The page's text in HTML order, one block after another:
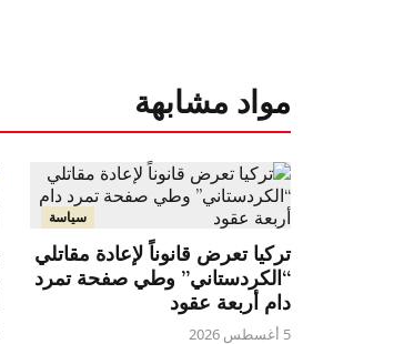
مواد مشابهة
سياسة
تركيا تعرض قانوناً لإعادة مقاتلي
“الكردستاني” وطي صفحة تمرد
دام أربعة عقود
5 أغسطس 2026